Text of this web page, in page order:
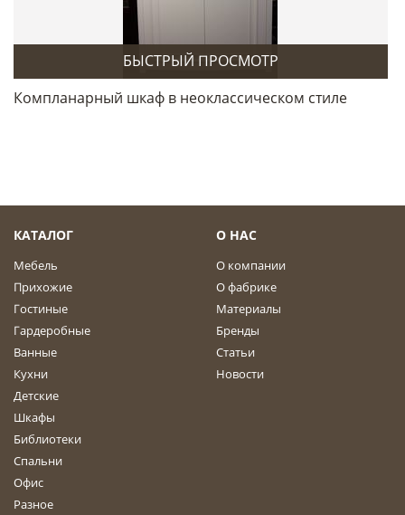
БЫСТРЫЙ ПРОСМОТР
Компланарный шкаф в неоклассическом стиле
КАТАЛОГ
Мебель
Прихожие
Гостиные
Гардеробные
Ванные
Кухни
Детские
Шкафы
Библиотеки
Спальни
Офис
Разное
О НАС
О компании
О фабрике
Материалы
Бренды
Статьи
Новости